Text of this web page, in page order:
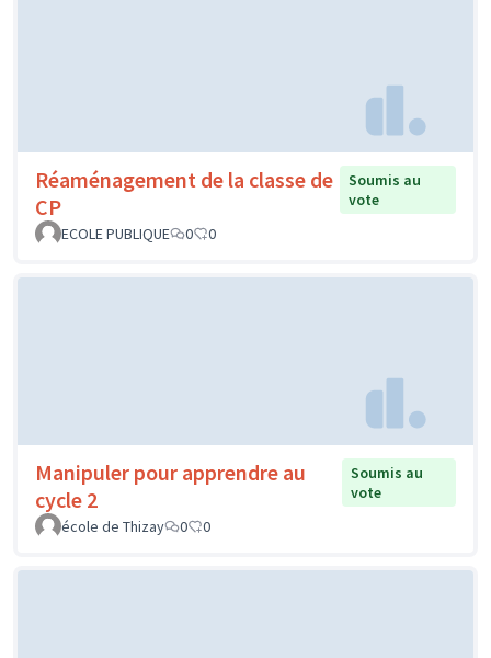
Réaménagement de la classe de
CP
Soumis au
vote
ECOLE PUBLIQUE
0 0
Manipuler pour apprendre au
cycle 2
Soumis au
vote
école de Thizay
0 0